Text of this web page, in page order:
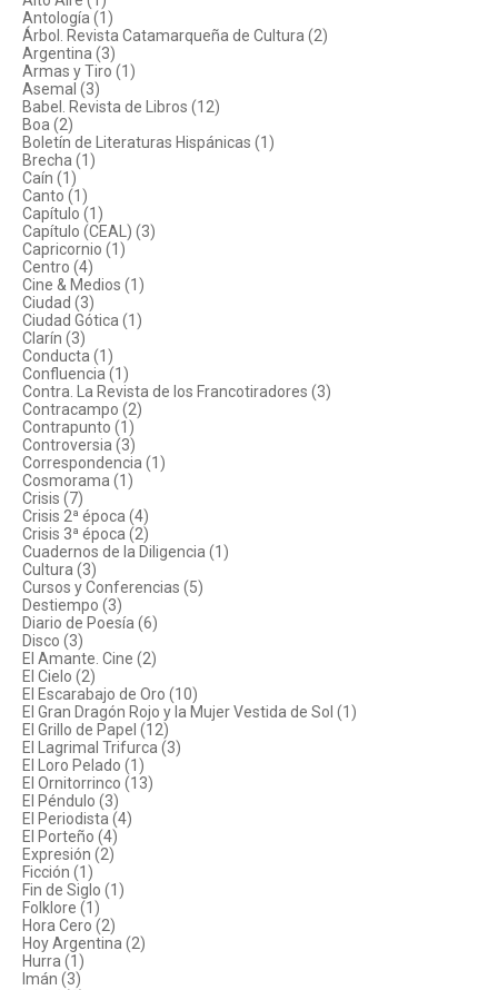
Antología (1)
Árbol. Revista Catamarqueña de Cultura (2)
Argentina (3)
Armas y Tiro (1)
Asemal (3)
Babel. Revista de Libros (12)
Boa (2)
Boletín de Literaturas Hispánicas (1)
Brecha (1)
Caín (1)
Canto (1)
Capítulo (1)
Capítulo (CEAL) (3)
Capricornio (1)
Centro (4)
Cine & Medios (1)
Ciudad (3)
Ciudad Gótica (1)
Clarín (3)
Conducta (1)
Confluencia (1)
Contra. La Revista de los Francotiradores (3)
Contracampo (2)
Contrapunto (1)
Controversia (3)
Correspondencia (1)
Cosmorama (1)
Crisis (7)
Crisis 2ª época (4)
Crisis 3ª época (2)
Cuadernos de la Diligencia (1)
Cultura (3)
Cursos y Conferencias (5)
Destiempo (3)
Diario de Poesía (6)
Disco (3)
El Amante. Cine (2)
El Cielo (2)
El Escarabajo de Oro (10)
El Gran Dragón Rojo y la Mujer Vestida de Sol (1)
El Grillo de Papel (12)
El Lagrimal Trifurca (3)
El Loro Pelado (1)
El Ornitorrinco (13)
El Péndulo (3)
El Periodista (4)
El Porteño (4)
Expresión (2)
Ficción (1)
Fin de Siglo (1)
Folklore (1)
Hora Cero (2)
Hoy Argentina (2)
Hurra (1)
Imán (3)